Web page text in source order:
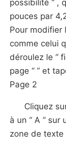
possibilité “ ,
pouces par
Pour modifier
comme celui
déroulez le “
page “ ” et
Page 2
Cliquez
à un “ A ”
zone de